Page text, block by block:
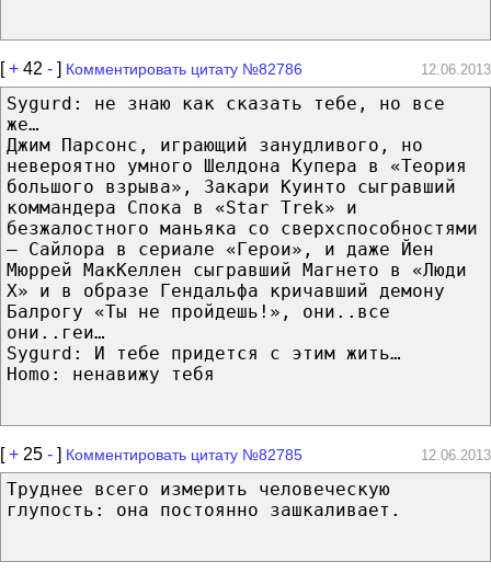
[+ 42 - ] Комментировать цитату №82786 12.06.2013
Sygurd: не знаю как сказать тебе, но все
же…
Джим Парсонс, играющий занудливого, но
невероятно умного Шелдона Купера в «Теория
большого взрыва», Закари Куинто сыгравший
коммандера Спока в «Star Trek» и
безжалостного маньяка со сверхспособностями
– Сайлора в сериале «Герои», и даже Йен
Мюррей МакКеллен сыгравший Магнето в «Люди
Х» и в образе Гендальфа кричавший демону
Балрогу «Ты не пройдешь!», они..все
они..геи…
Sygurd: И тебе придется с этим жить…
Homo: ненавижу тебя
[+ 25 - ] Комментировать цитату №82785 12.06.2013
Труднее всего измерить человеческую
глупость: она постоянно зашкаливает.